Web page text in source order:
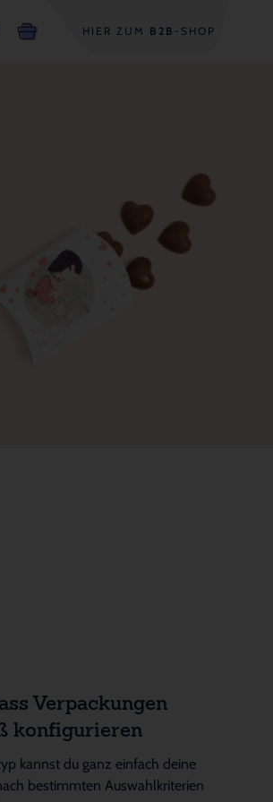
HIER ZUM B2B -SHOP
Verpackungen
konfigurieren
kannst du ganz einfach deine
bestimmten Auswahlkriterien